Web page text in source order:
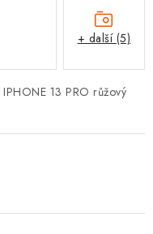
13 PRO růžový
+ další (5)